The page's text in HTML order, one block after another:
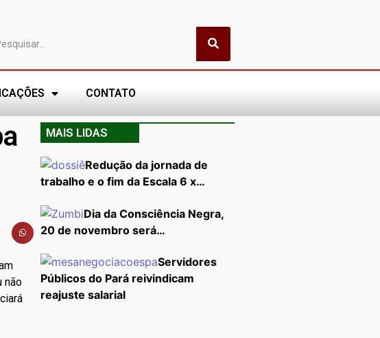
CONTATO
não
MAIS LIDAS
Redução da jornada de
trabalho e o fim da Escala 6 x…
Dia da Consciência Negra,
20 de novembro será…
Servidores
Públicos do Pará reivindicam
reajuste salarial